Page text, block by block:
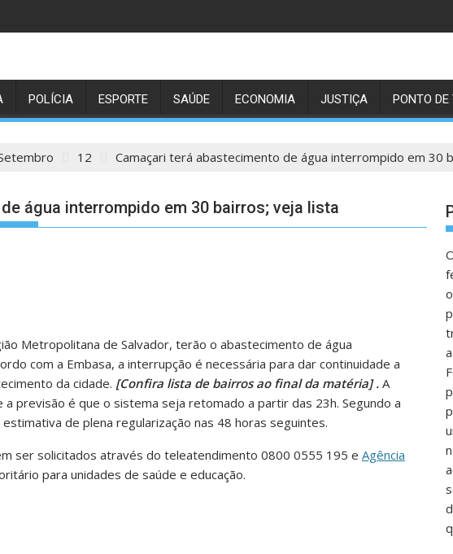
POLÍCIA ESPORTE SAÚDE ECONOMIA JUSTIÇA PONTO
12 Camaçari terá abastecimento de água interrompido em 30
água interrompido em 30 bairros; veja lista
Metropolitana de Salvador, terão o abastecimento de água
com a Embasa, a interrupção é necessária para dar continuidade a
da cidade. [Confira lista de bairros ao final da matéria] . A
previsão é que o sistema seja retomado a partir das 23h. Segundo a
de plena regularização nas 48 horas seguintes.
ser solicitados através do teleatendimento 0800 0555 195 e Agência
para unidades de saúde e educação.